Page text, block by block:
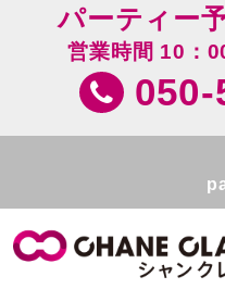
パーティー
営業時間 10：
050-